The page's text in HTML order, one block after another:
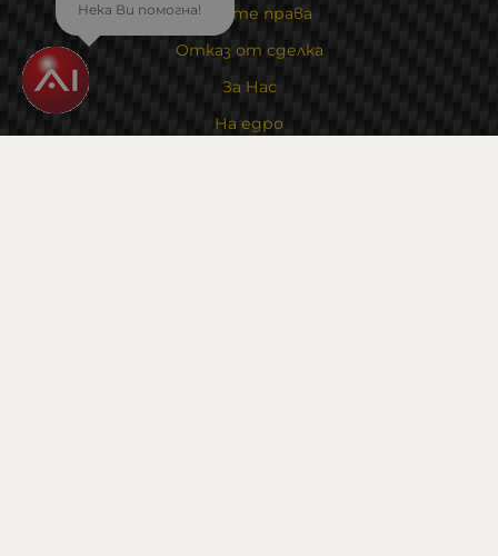
Вашите права
Отказ от сделка
За Нас
На едро
Нека Ви помогна!